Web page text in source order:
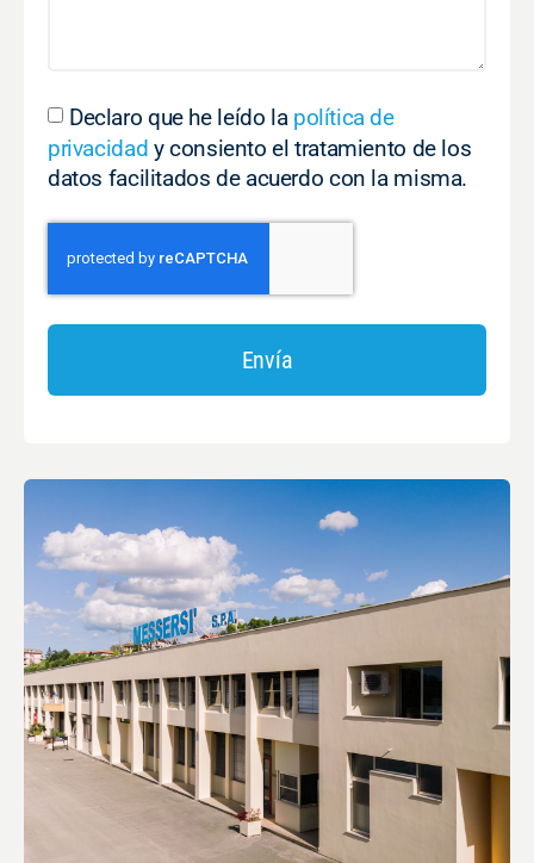
Declaro que he leído la política de
privacidad y consiento el tratamiento de los
datos facilitados de acuerdo con la misma.
Envía